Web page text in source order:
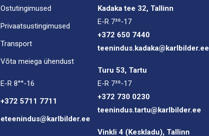
Ostutingimused
Privaatsustingimused
Transport
Võta meiega ühendust
E-R 8°°-16
+372 5711 7711
eteenindus@karlbilder.ee
Kadaka tee 32, Tallinn
E-R 7³⁰-17
+372 650 7440
teenindus.kadaka@karlbilder.ee
Turu 53, Tartu
E-R 7³⁰-17
+372 730 0230
teenindus.tartu@karlbilder.ee
Vinkli 4 (Keskladu), Tallinn